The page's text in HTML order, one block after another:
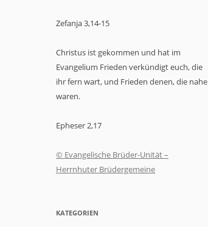
Zefanja 3,14-15
Christus ist gekommen und hat im
Evangelium Frieden verkündigt euch, die
ihr fern wart, und Frieden denen, die nahe
waren.
Epheser 2,17
© Evangelische Brüder-Unität –
Herrnhuter Brüdergemeine
KATEGORIEN